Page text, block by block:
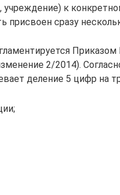
к
сразу
2/2014).
деление 5 цифр на